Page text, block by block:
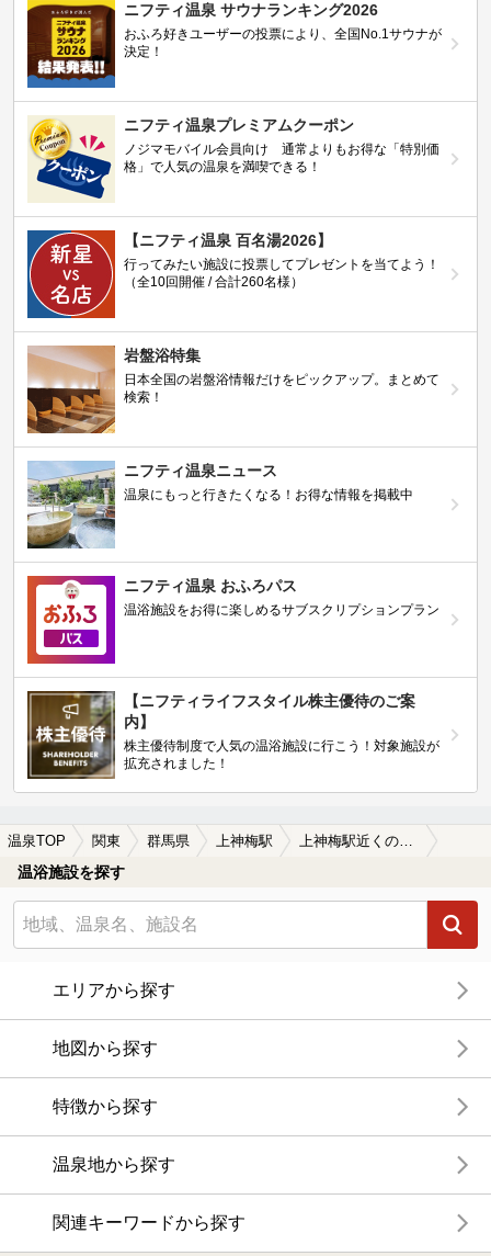
ニフティ温泉 サウナランキング2026
おふろ好きユーザーの投票により、全国No.1サウナが
決定！
ニフティ温泉プレミアムクーポン
ノジマモバイル会員向け 通常よりもお得な「特別価
格」で人気の温泉を満喫できる！
【ニフティ温泉 百名湯2026】
行ってみたい施設に投票してプレゼントを当てよう！
（全10回開催 / 合計260名様）
岩盤浴特集
日本全国の岩盤浴情報だけをピックアップ。まとめて
検索！
ニフティ温泉ニュース
温泉にもっと行きたくなる！お得な情報を掲載中
ニフティ温泉 おふろパス
温浴施設をお得に楽しめるサブスクリプションプラン
【ニフティライフスタイル株主優待のご案
内】
株主優待制度で人気の温浴施設に行こう！対象施設が
拡充されました！
温泉TOP 関東 群馬県 上神梅駅 上神梅駅近くの温泉宿・温泉旅館・ホテルおすすめ(2026年版)
温浴施設を探す
エリアから探す
地図から探す
特徴から探す
温泉地から探す
関連キーワードから探す